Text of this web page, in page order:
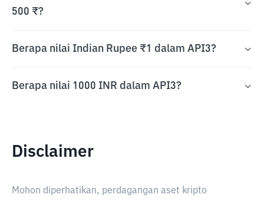
500 ₹?
Berapa nilai Indian Rupee ₹1 dalam API3?
Berapa nilai 1000 INR dalam API3?
Disclaimer
Mohon diperhatikan, perdagangan aset kripto